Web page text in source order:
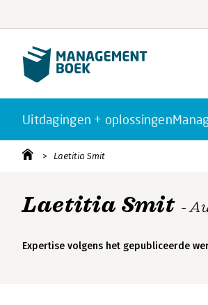
Uitdagingen + oplossingen
Laetitia Smit
Laetitia Smit -
Expertise volgens het gepubliceerde